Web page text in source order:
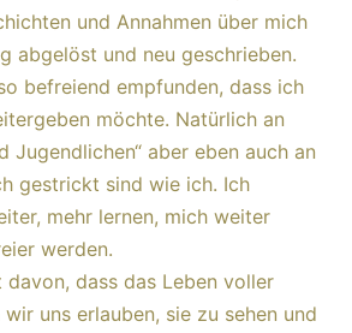
und Annahmen über mich
abgelöst und neu geschrieben.
befreiend empfunden, dass ich
möchte. Natürlich an
Jugendlichen“ aber eben auch an
gestrickt sind wie ich. Ich
mehr lernen, mich weiter
werden.
davon, dass das Leben voller
uns erlauben, sie zu sehen und